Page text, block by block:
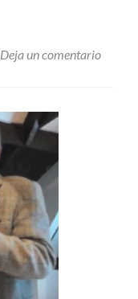
Deja un comentario